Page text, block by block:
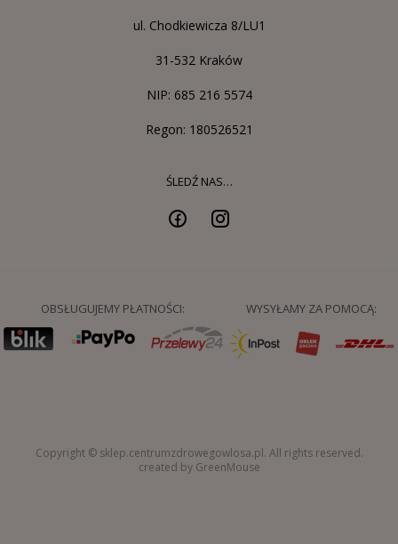
ul. Chodkiewicza 8/LU1
31-532 Kraków
NIP: 685 216 5574
Regon: 180526521
ŚLEDŹ NAS…
OBSŁUGUJEMY PŁATNOŚCI: WYSYŁAMY ZA POMOCĄ:
Copyright © sklep.centrumzdrowegowlosa.pl. All rights reserved.
created by GreenMouse